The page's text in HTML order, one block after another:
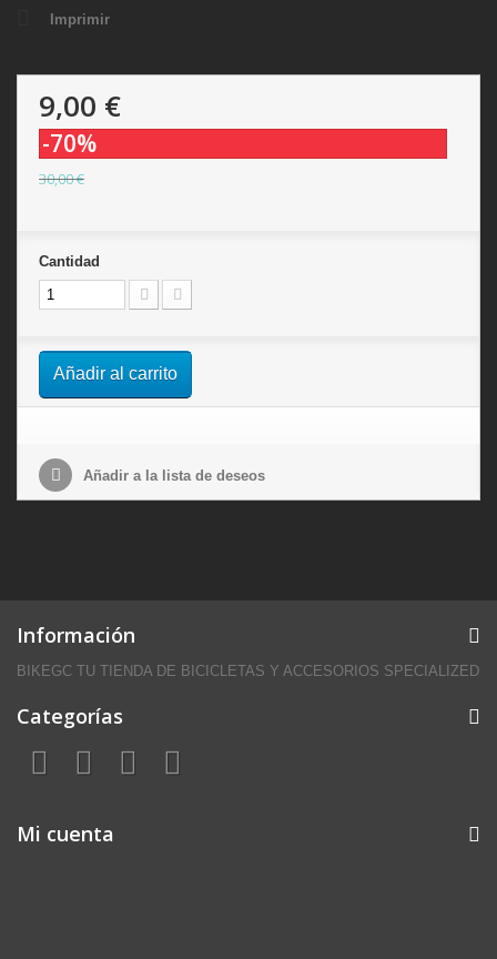
Imprimir
9,00 €
-70%
30,00 €
Cantidad
Añadir al carrito
Añadir a la lista de deseos
Información
BIKEGC TU TIENDA DE BICICLETAS Y ACCESORIOS SPECIALIZED
Categorías
Mi cuenta